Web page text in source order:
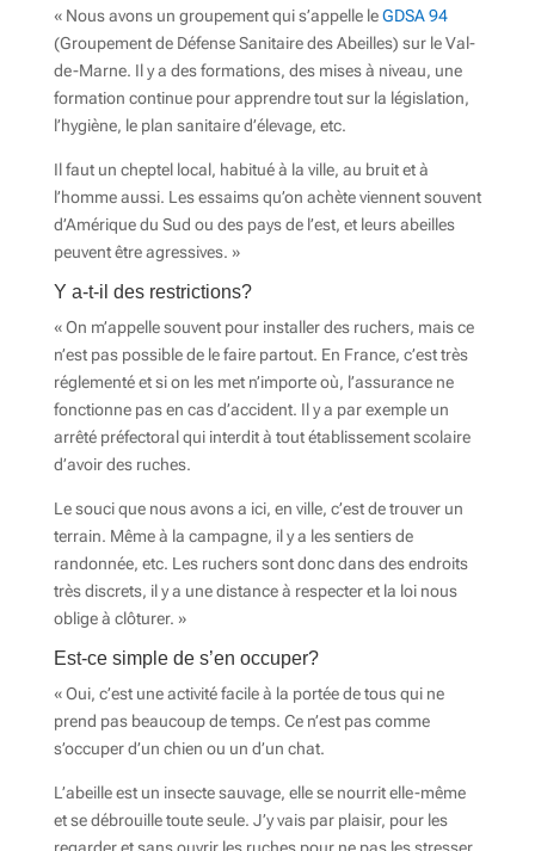
« Nous avons un groupement qui s’appelle leGDSA 94
(Groupement de Défense Sanitaire des Abeilles) sur le Val-
de-Marne. Il y a des formations, des mises à niveau, une
formation continue pour apprendre tout sur la législation,
l’hygiène, le plan sanitaire d’élevage, etc.
Il faut un cheptel local, habitué à la ville, au bruit et à
l’homme aussi. Les essaims qu’on achète viennent souvent
d’Amérique du Sud ou des pays de l’est, et leurs abeilles
peuvent être agressives. »
Y a-t-il des restrictions?
« On m’appelle souvent pour installer des ruchers, mais ce
n’est pas possible de le faire partout. En France, c’est très
réglementé et si on les met n’importe où, l’assurance ne
fonctionne pas en cas d’accident. Il y a par exemple un
arrêté préfectoral qui interdit à tout établissement scolaire
d’avoir des ruches.
Le souci que nous avons a ici, en ville, c’est de trouver un
terrain. Même à la campagne, il y a les sentiers de
randonnée, etc. Les ruchers sont donc dans des endroits
très discrets, il y a une distance à respecter et la loi nous
oblige à clôturer. »
Est-ce simple de s’en occuper?
« Oui, c’est une activité facile à la portée de tous qui ne
prend pas beaucoup de temps. Ce n’est pas comme
s’occuper d’un chien ou un d’un chat.
L’abeille est un insecte sauvage, elle se nourrit elle-même
et se débrouille toute seule. J’y vais par plaisir, pour les